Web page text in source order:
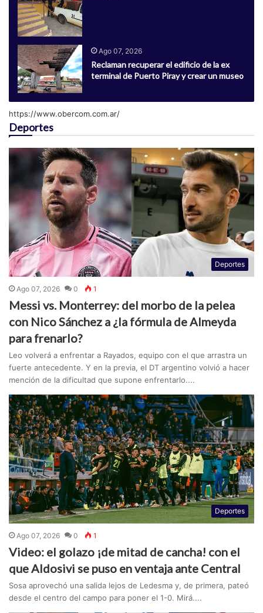
Ago 07, 2026
Reclaman recuperar el edificio de la ex
terminal de Puerto Piray y crear un museo
https://www.obercom.com.ar/
Deportes
Deportes
Ago 07, 2026 0 1
Messi vs. Monterrey: del morbo de la pelea
con Nico Sánchez a ¿la fórmula de Almeyda
para frenarlo?
Leo volverá a enfrentar a Rayados, equipo con el que arrastra un
fuerte antecedente. Y en la previa, el DT argentino volvió a hacer
mención de la dificultad que supone enfrentarlo....
Deportes
Ago 07, 2026 0 1
Video: el golazo ¡de mitad de cancha! con el
que Aldosivi se puso en ventaja ante Central
Sosa aprovechó una salida lejos de Ledesma y, de primera, pateó
desde el centro del campo para poner el 1-0. Mirá....